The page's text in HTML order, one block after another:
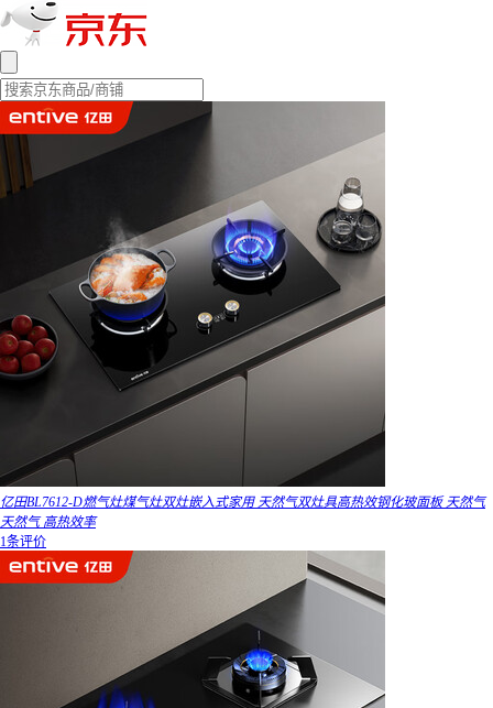
亿田BL7612-D燃气灶煤气灶双灶嵌入式家用 天然气双灶具高热效钢化玻面板 天然气
天然气 高热效率
1条评价